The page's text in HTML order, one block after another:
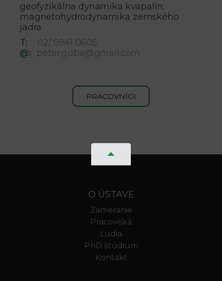
geofyzikálna dynamika kvapalín;
magnetohydrodynamika zemského
jadra
T:
02/ 5941 0605
@:
peter.guba@gmail.com
PRACOVNÍCI
O ÚSTAVE
Zameranie
Pracoviská
Ľudia
PhD štúdium
Kontakt